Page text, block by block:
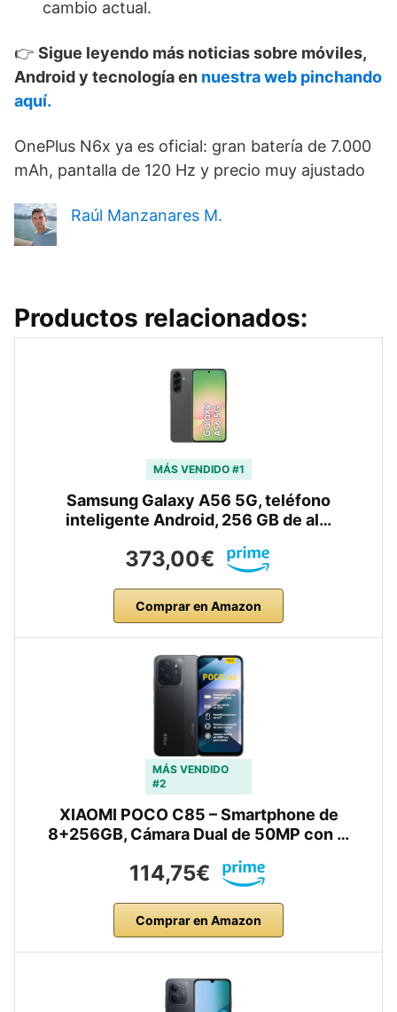
cambio actual.
👉 Sigue leyendo más noticias sobre móviles,
Android y tecnología en nuestra web pinchando
aquí.
OnePlus N6x ya es oficial: gran batería de 7.000
mAh, pantalla de 120 Hz y precio muy ajustado
Raúl Manzanares M.
Productos relacionados:
MÁS VENDIDO #1
Samsung Galaxy A56 5G, teléfono
inteligente Android, 256 GB de al…
373,00€
Comprar en Amazon
MÁS VENDIDO
#2
XIAOMI POCO C85 – Smartphone de
8+256GB, Cámara Dual de 50MP con …
114,75€
Comprar en Amazon